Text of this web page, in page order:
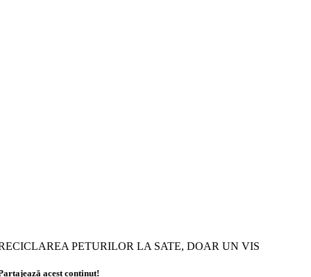
PETURILOR LA SATE, DOAR UN VIS
acest conținut!